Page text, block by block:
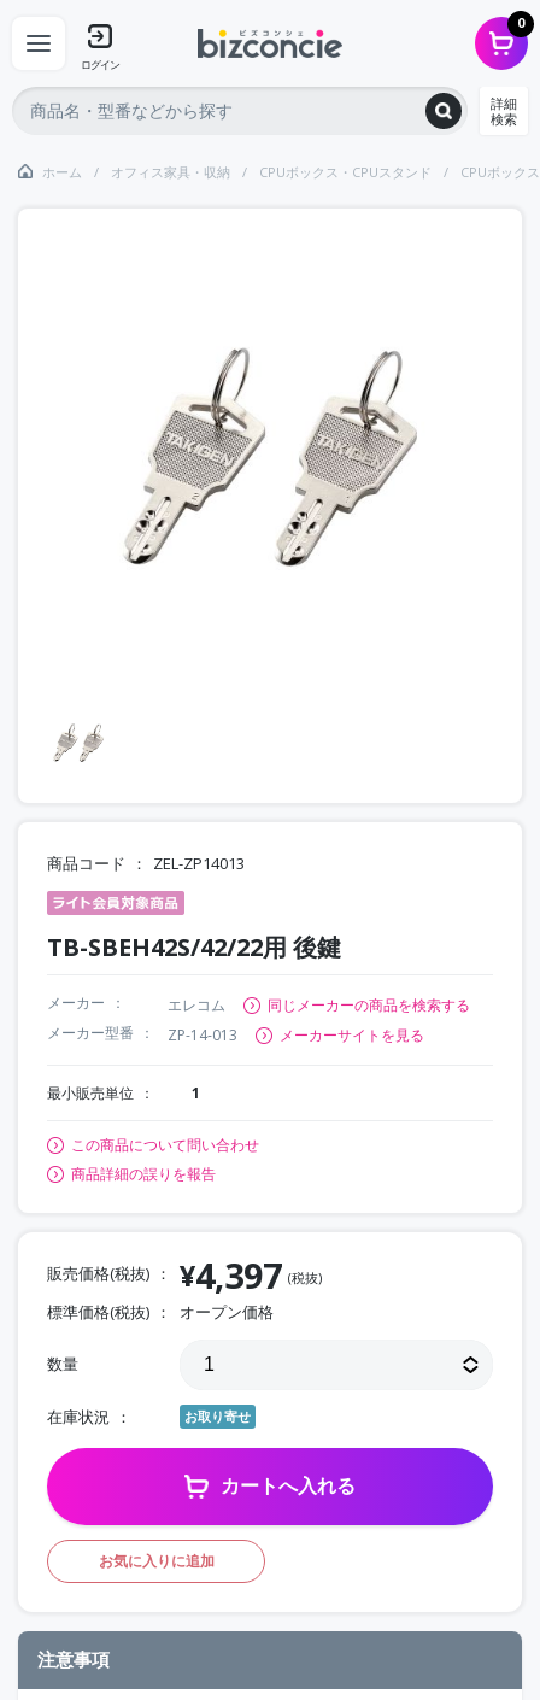
ログイン
0
詳細
検索
ホーム オフィス家具・収納 CPUボックス・CPUスタンド CPUボック
商品コード ZEL-ZP14013
TB-SBEH42S/42/22用 後鍵
メーカー エレコム
同じメーカーの商品を検索する
メーカー型番
ZP-14-013 メーカーサイトを見る
最小販売単位 1
この商品について問い合わせ
商品詳細の誤りを報告
販売価格(税抜) ¥4,397 (税抜)
標準価格(税抜) オープン価格
数量
在庫状況 お取り寄せ
カートへ入れる
お気に入りに追加
注意事項